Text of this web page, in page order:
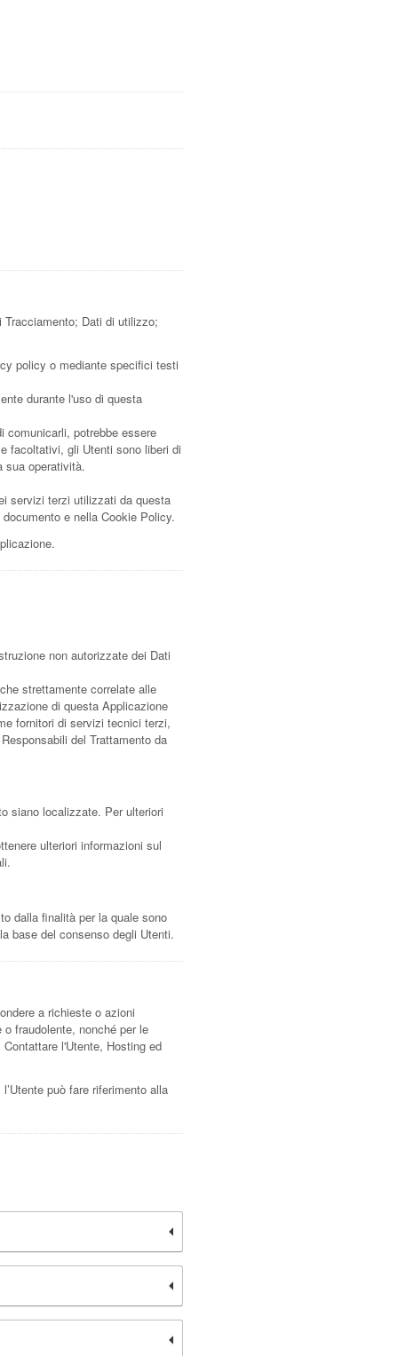
Dati di utilizzo;
policy o mediante specifici testi
durante l'uso di questa
comunicarli, potrebbe essere
facoltativi, gli Utenti sono liberi di
sua operatività.
servizi terzi utilizzati da questa
e nella Cookie Policy.
non autorizzate dei Dati
strettamente correlate alle
di questa Applicazione
fornitori di servizi tecnici terzi,
del Trattamento da
siano localizzate. Per ulteriori
ulteriori informazioni sul
dalla finalità per la quale sono
base del consenso degli Utenti.
a richieste o azioni
fraudolente, nonché per le
l'Utente, Hosting ed
può fare riferimento alla